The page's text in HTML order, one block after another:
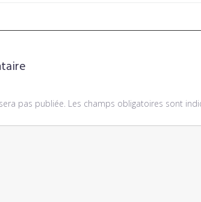
pas publiée. Les champs obligatoires sont